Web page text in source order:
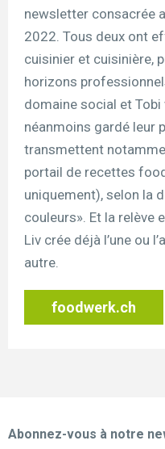
newsletter consacrée
2022. Tous deux ont
cuisinier et cuisinière,
horizons
domaine social et
néanmoins gardé leur
transmettent
portail de recettes
uniquement), selon la
couleurs». Et la relève
Liv crée déjà l’une ou
autre.
foodwerk.ch
Abonnez-vous à notre